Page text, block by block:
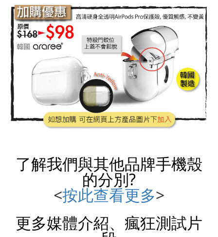
了解我們與其他品牌手機殼
的分別?
<按此查看更多>
更多媒體介紹、瘋狂測試片